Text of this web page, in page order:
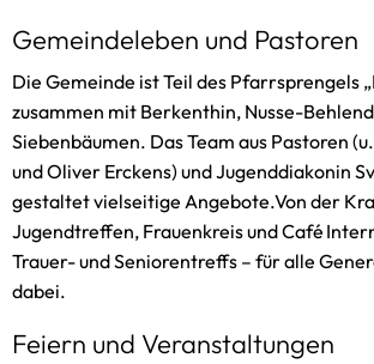
Gemeindeleben und Pastoren
Die Gemeinde ist Teil des Pfarrsprengels
zusammen mit Berkenthin, Nusse-
Siebenbäumen. Das Team aus Pastoren
und Oliver Erckens) und Jugenddiakonin
gestaltet vielseitige Angebote.Von der
Jugendtreffen, Frauenkreis und Café
Trauer- und Seniorentreffs – für alle
dabei.
Feiern und Veranstaltungen